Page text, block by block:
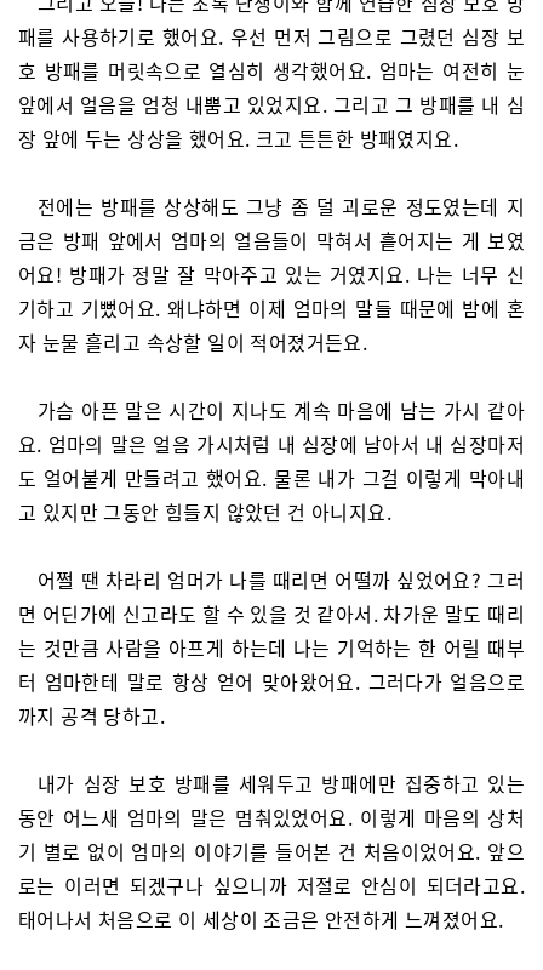
패를 사용하기로 했어요. 우선 먼저 그림으로 그렸던 심장 보
호 방패를 머릿속으로 열심히 생각했어요. 엄마는 여전히 눈
앞에서 얼음을 엄청 내뿜고 있었지요. 그리고 그 방패를 내 심
장 앞에 두는 상상을 했어요. 크고 튼튼한 방패였지요.
전에는 방패를 상상해도 그냥 좀 덜 괴로운 정도였는데 지
금은 방패 앞에서 엄마의 얼음들이 막혀서 흩어지는 게 보였
어요! 방패가 정말 잘 막아주고 있는 거였지요. 나는 너무 신
기하고 기뻤어요. 왜냐하면 이제 엄마의 말들 때문에 밤에 혼
자 눈물 흘리고 속상할 일이 적어졌거든요.
가슴 아픈 말은 시간이 지나도 계속 마음에 남는 가시 같아
요. 엄마의 말은 얼음 가시처럼 내 심장에 남아서 내 심장마저
도 얼어붙게 만들려고 했어요. 물론 내가 그걸 이렇게 막아내
고 있지만 그동안 힘들지 않았던 건 아니지요.
어쩔 땐 차라리 엄머가 나를 때리면 어떨까 싶었어요? 그러
면 어딘가에 신고라도 할 수 있을 것 같아서. 차가운 말도 때리
는 것만큼 사람을 아프게 하는데 나는 기억하는 한 어릴 때부
터 엄마한테 말로 항상 얻어 맞아왔어요. 그러다가 얼음으로
까지 공격 당하고.
내가 심장 보호 방패를 세워두고 방패에만 집중하고 있는
동안 어느새 엄마의 말은 멈춰있었어요. 이렇게 마음의 상처
기 별로 없이 엄마의 이야기를 들어본 건 처음이었어요. 앞으
로는 이러면 되겠구나 싶으니까 저절로 안심이 되더라고요.
태어나서 처음으로 이 세상이 조금은 안전하게 느껴졌어요.